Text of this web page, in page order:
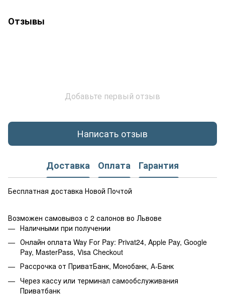
Отзывы
Добавьте первый отзыв
Написать отзыв
Доставка Оплата Гарантия
Бесплатная доставка Новой Почтой
Возможен самовывоз с 2 салонов во Львове
Наличными при получении
Онлайн оплата Way For Pay: Privat24, Apple Pay, Google
Pay, MasterPass, Visa Checkout
Рассрочка от ПриватБанк, Монобанк, А-Банк
Через кассу или терминал самообслуживания
Приватбанк